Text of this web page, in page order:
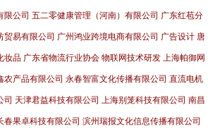
限公司 五二零健康管理（河南）有限公司 广东红苞分
贸易有限公司 广州鸿业跨境电商有限公司 广告设计 唐
妆品 广东省物流行业协会 物联网技术研发 上海帕御网
农产品有限公司 永春智富文化传播有限公司 直流电机
司 天津君益科技有限公司 上海别笼科技有限公司 南昌
春果卓科技有限公司 滨州瑞报文化信息传播有限公司